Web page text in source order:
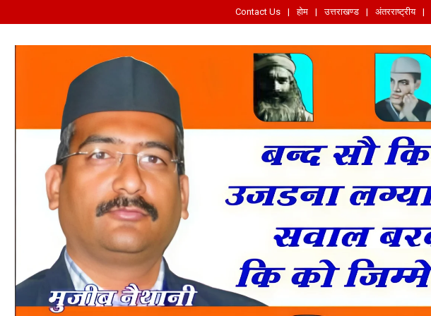
Contact Us होम उत्तराखण्ड अंतरराष्ट्रीय